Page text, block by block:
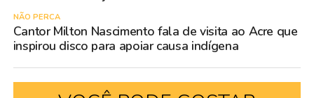
NÃO PERCA
Cantor Milton Nascimento fala de visita ao Acre que
inspirou disco para apoiar causa indígena